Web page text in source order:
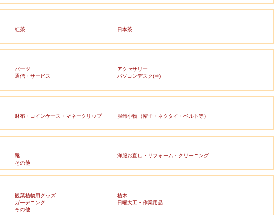
紅茶
日本茶
パーツ
アクセサリー
通信・サービス
パソコンデスク(⇒)
財布・コインケース・マネークリップ
服飾小物（帽子・ネクタイ・ベルト等）
靴
洋服お直し・リフォーム・クリーニング
その他
観葉植物用グッズ
植木
ガーデニング
日曜大工・作業用品
その他